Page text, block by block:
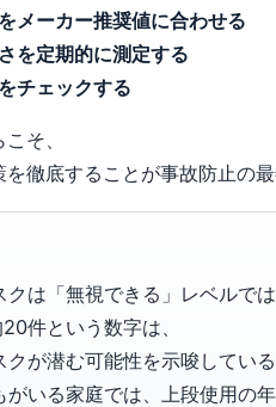
メーカー推奨値に合わせる
を定期的に測定する
チェックする
そ、
徹底することが事故防止の
クは「無視できる」レベルで
件という数字は、
クが潜む可能性を示唆してい
がいる家庭では、上段使用の